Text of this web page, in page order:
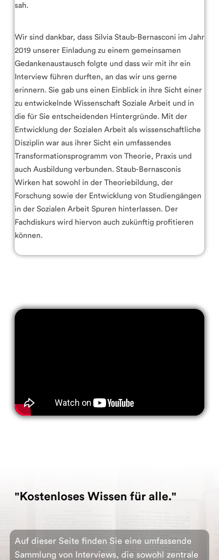
sah.
Wir sind dankbar, dass Silvia Staub-Bernasconi im Jahr
2019 unserer Einladung zu einem gemeinsamen
Gedankenaustausch folgte und dass wir mit ihr ein
Interview führen durften, an das wir uns gerne
erinnern. Sie gab uns einen Einblick in ihre Sicht einer
zu entwickelnde Wissenschaft Soziale Arbeit und in
die für Sie entscheidenden Hintergründe. Mit der
Entwicklung der Sozialen Arbeit als wissenschaftliche
Disziplin war aus ihrer Sicht ein umfassendes
Transformationsprogramm von Theorie, Praxis und
auch Ausbildung verbunden. Staub-Bernasconis
Wirken hat sowohl in der Theoriebildung, der
Forschung sowie der Entwicklung von Studiengängen
in der Sozialen Arbeit Spuren hinterlassen. Der
Fachdiskurs wird hiervon auch zukünftig profitieren
können.
"Kostenloses Wissen für alle."
Auf dieser Seite finden Sie eine umfassende
Sammlung von Interviews, die sowohl zentrale